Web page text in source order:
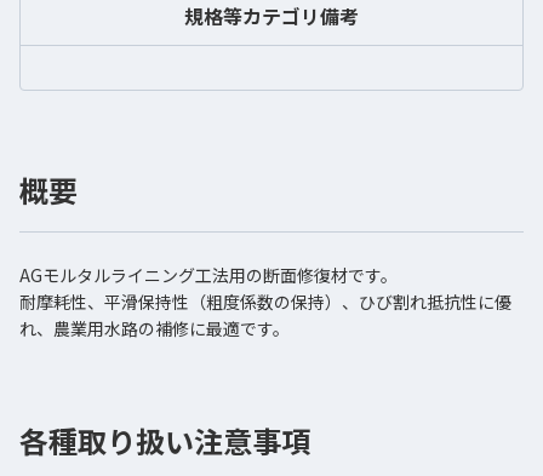
規格等カテゴリ備考
概要
AGモルタルライニング工法用の断面修復材です。
耐摩耗性、平滑保持性（粗度係数の保持）、ひび割れ抵抗性に優
れ、農業用水路の補修に最適です。
各種取り扱い注意事項